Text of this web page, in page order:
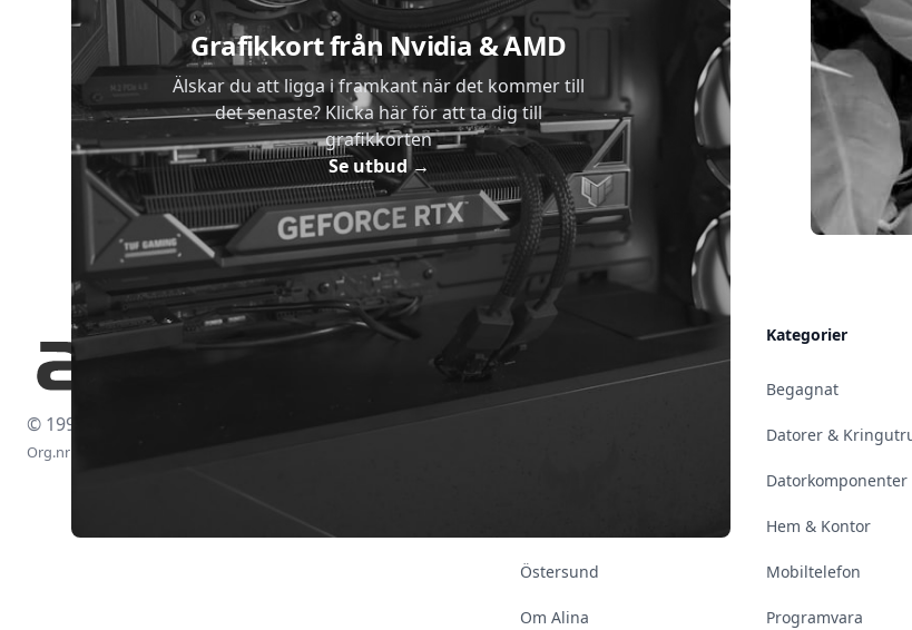
Grafikkort från Nvidia & AMD
Älskar du att ligga i framkant när det kommer till
det senaste? Klicka här för att ta dig till
grafikkorten
Se utbud→
© 1997-2026
Org.nr: 556438-4260
Kontakt & Öppettider
Östersund
Om Alina
Kategorier
Begagnat
Datorer &
Datorkomponenter
Hem & Kontor
Mobiltelefon
Programvara